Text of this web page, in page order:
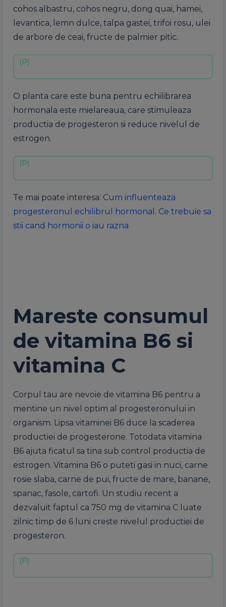
cohos albastru, cohos negru, dong quai, hamei,
levantica, lemn dulce, talpa gastei, trifoi rosu, ulei
de arbore de ceai, fructe de palmier pitic.
O planta care este buna pentru echilibrarea
hormonala este mielareaua, care stimuleaza
productia de progesteron si reduce nivelul de
estrogen.
Te mai poate interesa: Cum influenteaza
progesteronul echilibrul hormonal. Ce trebuie sa
stii cand hormonii o iau razna
Mareste consumul
de vitamina B6 si
vitamina C
Corpul tau are nevoie de vitamina B6 pentru a
mentine un nivel optim al progesteronului in
organism. Lipsa vitaminei B6 duce la scaderea
productiei de progesterone. Totodata vitamina
B6 ajuta ficatul sa tina sub control productia de
estrogen. Vitamina B6 o puteti gasi in nuci, carne
rosie slaba, carne de pui, fructe de mare, banane,
spanac, fasole, cartofi. Un studiu recent a
dezvaluit faptul ca 750 mg de vitamina C luate
zilnic timp de 6 luni creste nivelul productiei de
progesteron.